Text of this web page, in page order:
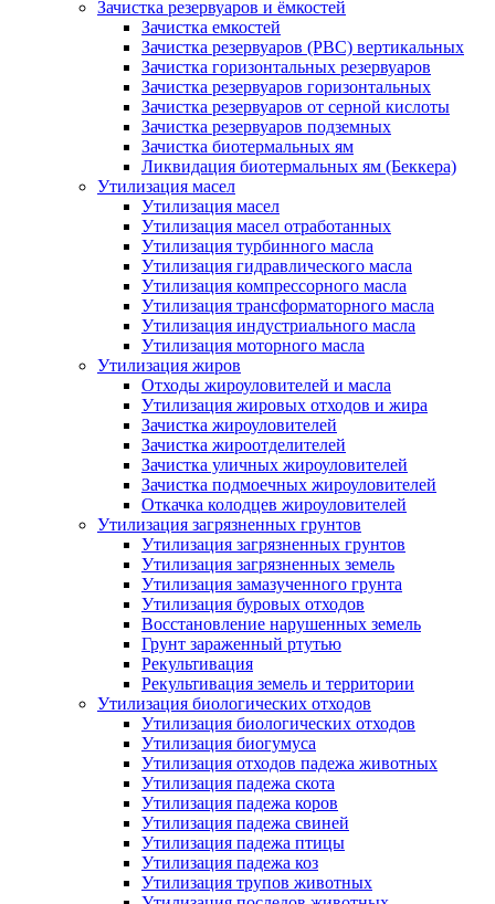
Зачистка резервуаров и ёмкостей
Зачистка емкостей
Зачистка резервуаров (РВС) вертикальных
Зачистка горизонтальных резервуаров
Зачистка резервуаров горизонтальных
Зачистка резервуаров от серной кислоты
Зачистка резервуаров подземных
Зачистка биотермальных ям
Ликвидация биотермальных ям (Беккера)
Утилизация масел
Утилизация масел
Утилизация масел отработанных
Утилизация турбинного масла
Утилизация гидравлического масла
Утилизация компрессорного масла
Утилизация трансформаторного масла
Утилизация индустриального масла
Утилизация моторного масла
Утилизация жиров
Отходы жироуловителей и масла
Утилизация жировых отходов и жира
Зачистка жироуловителей
Зачистка жироотделителей
Зачистка уличных жироуловителей
Зачистка подмоечных жироуловителей
Откачка колодцев жироуловителей
Утилизация загрязненных грунтов
Утилизация загрязненных грунтов
Утилизация загрязненных земель
Утилизация замазученного грунта
Утилизация буровых отходов
Восстановление нарушенных земель
Грунт зараженный ртутью
Рекультивация
Рекультивация земель и территории
Утилизация биологических отходов
Утилизация биологических отходов
Утилизация биогумуса
Утилизация отходов падежа животных
Утилизация падежа скота
Утилизация падежа коров
Утилизация падежа свиней
Утилизация падежа птицы
Утилизация падежа коз
Утилизация трупов животных